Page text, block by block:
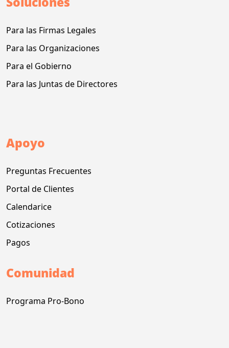
Para las Firmas Legales
Para las Organizaciones
Para el Gobierno
Para las Juntas de Directores
Apoyo
Preguntas Frecuentes
Portal de Clientes
Calendarice
Cotizaciones
Pagos
Comunidad
Programa Pro-Bono